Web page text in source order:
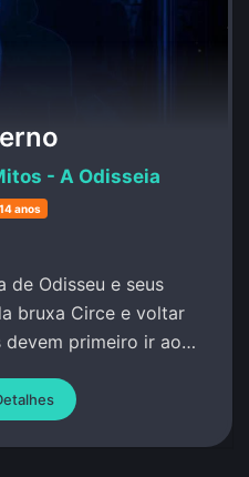
- A Odisseia
14 anos
de Odisseu e seus
bruxa Circe e voltar
devem primeiro ir ao